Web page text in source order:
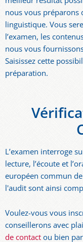
nous vous préparons
linguistique. Vous
l’examen, les
nous vous
Saisissez cette
préparation.
L’examen interroge
lecture, l’écoute et
européen commun de
l'audit sont ainsi
Voulez-vous vous
conseillerons avec
de contactou bien